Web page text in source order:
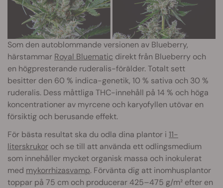
Som den autoblommande versionen av Blueberry,
härstammar Royal Bluematic direkt från Blueberry och
en högpresterande ruderalis-förälder. Totalt sett
besitter den 60 % indica-genetik, 10 % sativa och 30 %
ruderalis. Dess måttliga THC-innehåll på 14 % och höga
koncentrationer av myrcene och karyofyllen utövar en
försiktig och berusande effekt.
För bästa resultat ska du odla dina plantor i 11-
literskrukor och se till att använda ett odlingsmedium
som innehåller mycket organisk massa och inokulerat
med mykorrhizasvamp. Förvänta dig att inomhusplantor
toppar på 75 cm och producerar 425–475 g/m² efter en